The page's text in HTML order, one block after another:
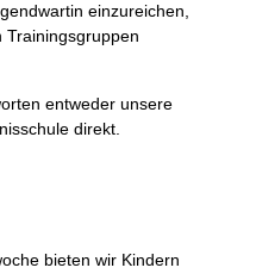
einzureichen,
Trainingsgruppen
entweder unsere
direkt.
bieten wir Kindern